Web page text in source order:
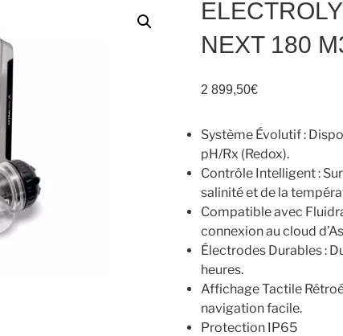
NEXT 180
2 899,50€
Système Évolutif :
pH/Rx (Redox).
Contrôle Intelligent :
salinité et de la
Compatible avec
connexion au cloud
Électrodes Durables :
heures.
Affichage Tactile
navigation facile.
Protection IP65